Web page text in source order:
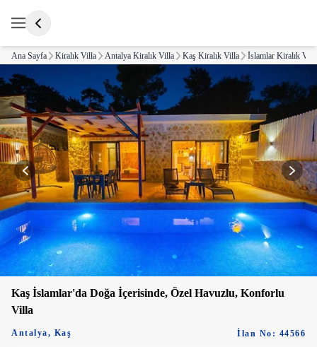
Ana Sayfa Kiralık Villa Antalya Kiralık Villa Kaş Kiralık Villa İslamlar Kiralık Villa
Kaş İslamlar'da Doğa İçerisinde, Özel Havuzlu, Konforlu
Villa
Antalya, Kaş İlan No: 44566